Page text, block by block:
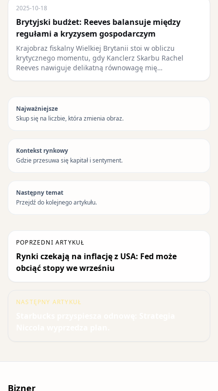
2025-10-18
Brytyjski budżet: Reeves balansuje między
regułami a kryzysem gospodarczym
Krajobraz fiskalny Wielkiej Brytanii stoi w obliczu
krytycznego momentu, gdy Kanclerz Skarbu Rachel
Reeves nawiguje delikatną równowagę mię…
Najważniejsze
Skup się na liczbie, która zmienia obraz.
Kontekst rynkowy
Gdzie przesuwa się kapitał i sentyment.
Następny temat
Przejdź do kolejnego artykułu.
POPRZEDNI ARTYKUŁ
Rynki czekają na inflację z USA: Fed może
obciąć stopy we wrześniu
NASTĘPNY ARTYKUŁ
Bizner